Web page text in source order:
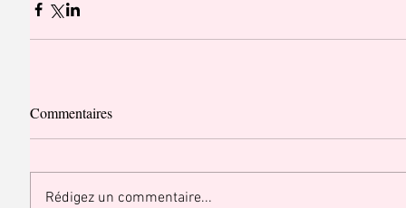
Commentaires
Rédigez un commentaire...